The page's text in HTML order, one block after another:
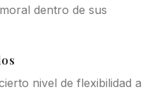
dentro de sus
nivel de flexibilidad a